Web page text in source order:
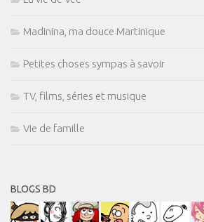
Madinina, ma douce Martinique
Petites choses sympas à savoir
TV, films, séries et musique
Vie de famille
BLOGS BD